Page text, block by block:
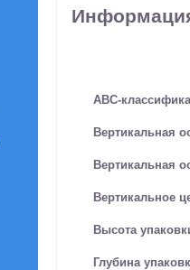
ABC-
Вертикальная
Вертикальная
Вертикальное
Высота
Глубина